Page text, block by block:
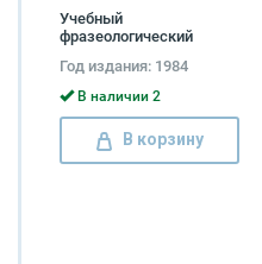
Учебный
фразеологический
Елена Быстрова,
Антонина Окунева,
Николай Шанский
Год издания: 1984
В наличии 2
В корзину